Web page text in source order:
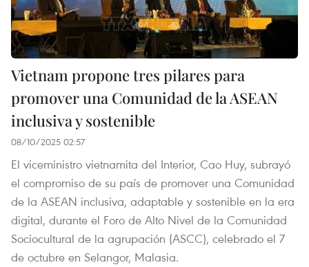
Vietnam propone tres pilares para
promover una Comunidad de la ASEAN
inclusiva y sostenible
08/10/2025 02:57
El viceministro vietnamita del Interior, Cao Huy, subrayó
el compromiso de su país de promover una Comunidad
de la ASEAN inclusiva, adaptable y sostenible en la era
digital, durante el Foro de Alto Nivel de la Comunidad
Sociocultural de la agrupación (ASCC), celebrado el 7
de octubre en Selangor, Malasia.